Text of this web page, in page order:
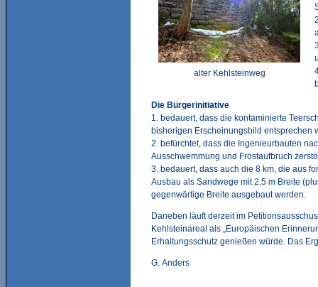
alter Kehlsteinweg
Die Bürgerinitiative
1. bedauert, dass die kontaminierte
bisherigen Erscheinungsbild entsprechen
2. befürchtet, dass die Ingenieurbauten
Ausschwemmung und Frostaufbruch
3. bedauert, dass auch die 8 km, die aus
Ausbau als Sandwege mit 2,5 m Breite
gegenwärtige Breite ausgebaut werden.
Daneben läuft derzeit im
Kehlsteinareal als „Europäischen
Erhaltungsschutz genießen würde. Das
G. Anders